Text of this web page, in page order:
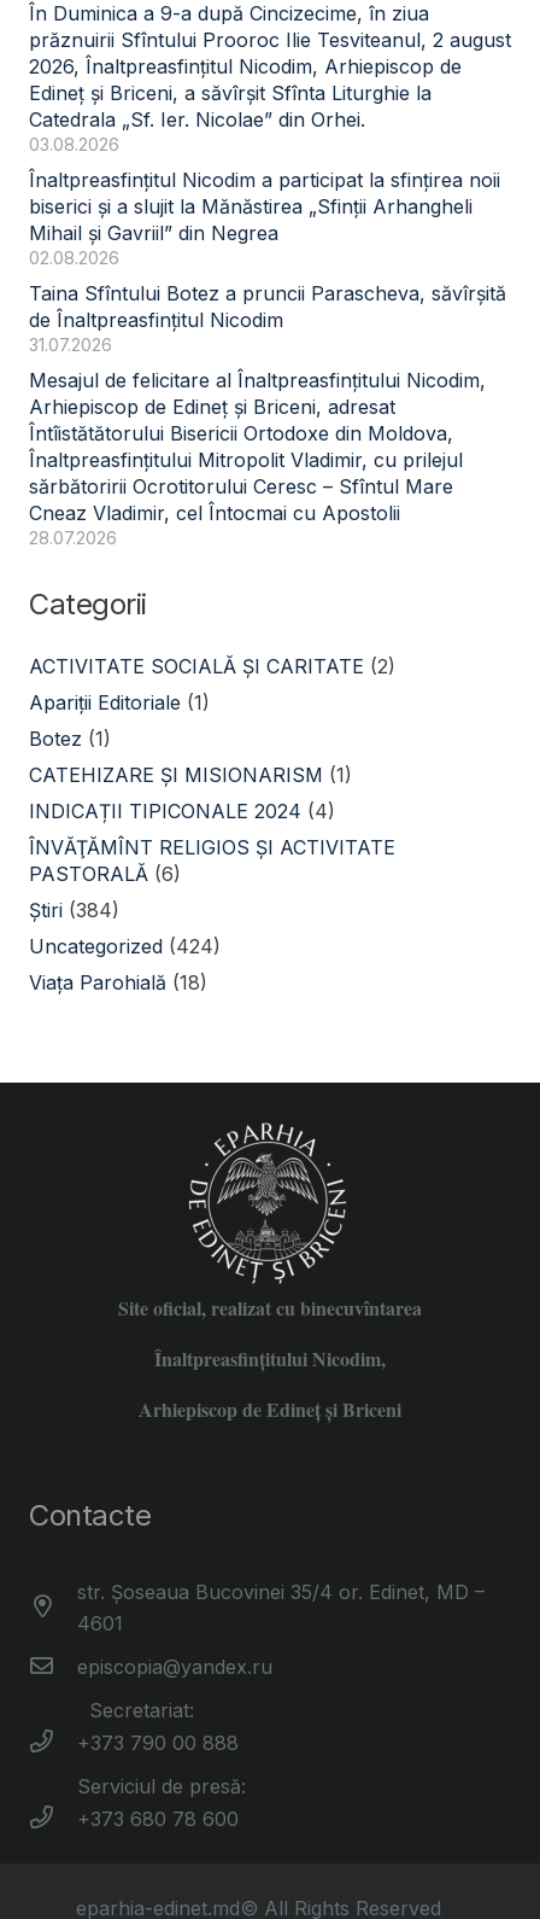
În Duminica a 9-a după Cincizecime, în ziua
prăznuirii Sfîntului Prooroc Ilie Tesviteanul, 2 august
2026, Înaltpreasfințitul Nicodim, Arhiepiscop de
Edineț și Briceni, a săvîrșit Sfînta Liturghie la
Catedrala „Sf. Ier. Nicolae” din Orhei.
03.08.2026
Înaltpreasfințitul Nicodim a participat la sfințirea noii
biserici și a slujit la Mănăstirea „Sfinții Arhangheli
Mihail și Gavriil” din Negrea
02.08.2026
Taina Sfîntului Botez a pruncii Parascheva, săvîrșită
de Înaltpreasfințitul Nicodim
31.07.2026
Mesajul de felicitare al Înaltpreasfințitului Nicodim,
Arhiepiscop de Edineț și Briceni, adresat
Întîistătătorului Bisericii Ortodoxe din Moldova,
Înaltpreasfințitului Mitropolit Vladimir, cu prilejul
sărbătoririi Ocrotitorului Ceresc – Sfîntul Mare
Cneaz Vladimir, cel Întocmai cu Apostolii
28.07.2026
Categorii
ACTIVITATE SOCIALĂ ŞI CARITATE (2)
Apariții Editoriale (1)
Botez (1)
CATEHIZARE ŞI MISIONARISM (1)
INDICAȚII TIPICONALE 2024 (4)
ÎNVĂŢĂMÎNT RELIGIOS ŞI ACTIVITATE
PASTORALĂ (6)
Știri (384)
Uncategorized (424)
Viața Parohială (18)
Site oficial, realizat cu binecuvîntarea
Înaltpreasfințitului Nicodim,
Arhiepiscop de Edineţ şi Briceni
Contacte
str. Șoseaua Bucovinei 35/4 or. Edinet, MD –
4601
episcopia@yandex.ru
Secretariat:
+373 790 00 888
Serviciul de presă:
+373 680 78 600
eparhia-edinet.md© All Rights Reserved